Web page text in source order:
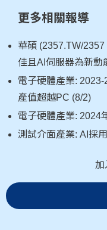
更多相關報導
華碩 (2357.TW/
佳且AI伺服器為新動
電子硬體產業:
產值超越PC (8/2)
電子硬體產業: 2024
測試介面產業: AI採
加